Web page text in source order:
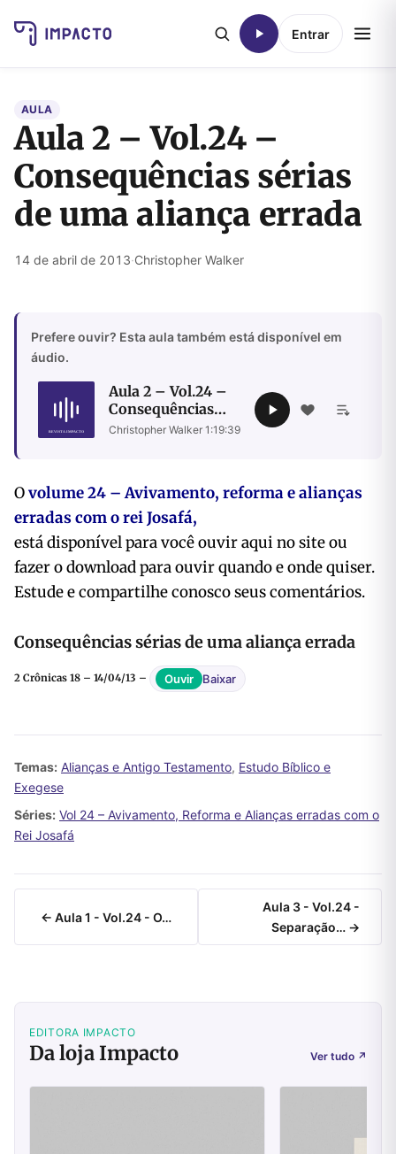
Entrar
AULA
Aula 2 – Vol.24 –
Consequências sérias
de uma aliança errada
14 de abril de 2013·Christopher Walker
Prefere ouvir? Esta aula também está disponível em
áudio.
Aula 2 – Vol.24 –
Consequências
sérias de uma
Christopher Walker 1:19:39
Ovolume 24 – Avivamento, reforma e alianças
erradas com o rei Josafá,
está disponível para você ouvir aqui no site ou
fazer o download para ouvir quando e onde quiser.
Estude e compartilhe conosco seus comentários.
Consequências sérias de uma aliança errada
2 Crônicas 18 – 14/04/13 – Ouvir Baixar
Temas: Alianças e Antigo Testamento, Estudo Bíblico e
Exegese
Séries: Vol 24 – Avivamento, Reforma e Alianças erradas com o
Rei Josafá
← Aula 1 - Vol.24 - O…
Aula 3 - Vol.24 -
Separação… →
EDITORA IMPACTO
Da loja Impacto Ver tudo ↗